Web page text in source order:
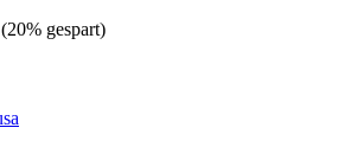
(20% gespart)